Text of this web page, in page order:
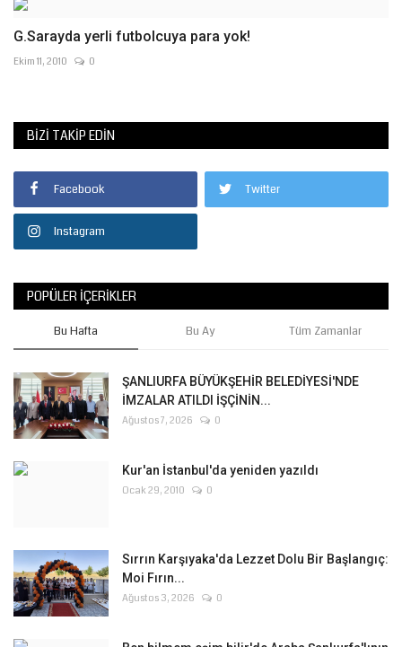
G.Sarayda yerli futbolcuya para yok!
Ekim 11, 2010 0
BIZI TAKIP EDIN
Facebook Twitter
Instagram
POPÜLER İÇERIKLER
Bu Hafta Bu Ay Tüm Zamanlar
ŞANLIURFA BÜYÜKŞEHİR BELEDİYESİ'NDE
İMZALAR ATILDI İŞÇİNİN...
Ağustos 7, 2026 0
Kur'an İstanbul'da yeniden yazıldı
Ocak 29, 2010 0
Sırrın Karşıyaka'da Lezzet Dolu Bir Başlangıç:
Moi Fırın...
Ağustos 3, 2026 0